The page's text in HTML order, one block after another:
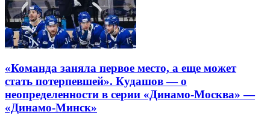
«Команда заняла первое место, а еще может
стать потерпевшей». Кудашов — о
неопределенности в серии «Динамо-Москва» —
«Динамо-Минск»